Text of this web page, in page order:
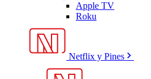
Apple TV
Roku
Netflix y Pines